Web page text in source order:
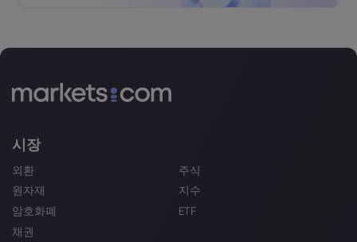
시장
외환
주식
원자재
지수
암호화폐
ETF
채권